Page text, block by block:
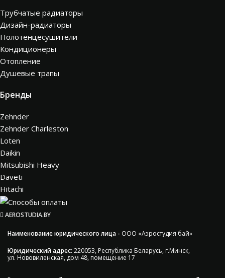
Трубчатые радиаторы
Дизайн-радиаторы
Полотенцесушители
Кондиционеры
Отопление
Душевые трапы
Бренды
Zehnder
Zehnder Charleston
Loten
Daikin
Mitsubishi Heavy
Daveti
Hitachi
AEROSTUDIA.BY
Наименование юридического лица - ООО «Аэростудия бай»
Юридический адрес: 220053, Республика Беларусь, г.Минск,
ул. Нововиленская, дом 48, помещение 17